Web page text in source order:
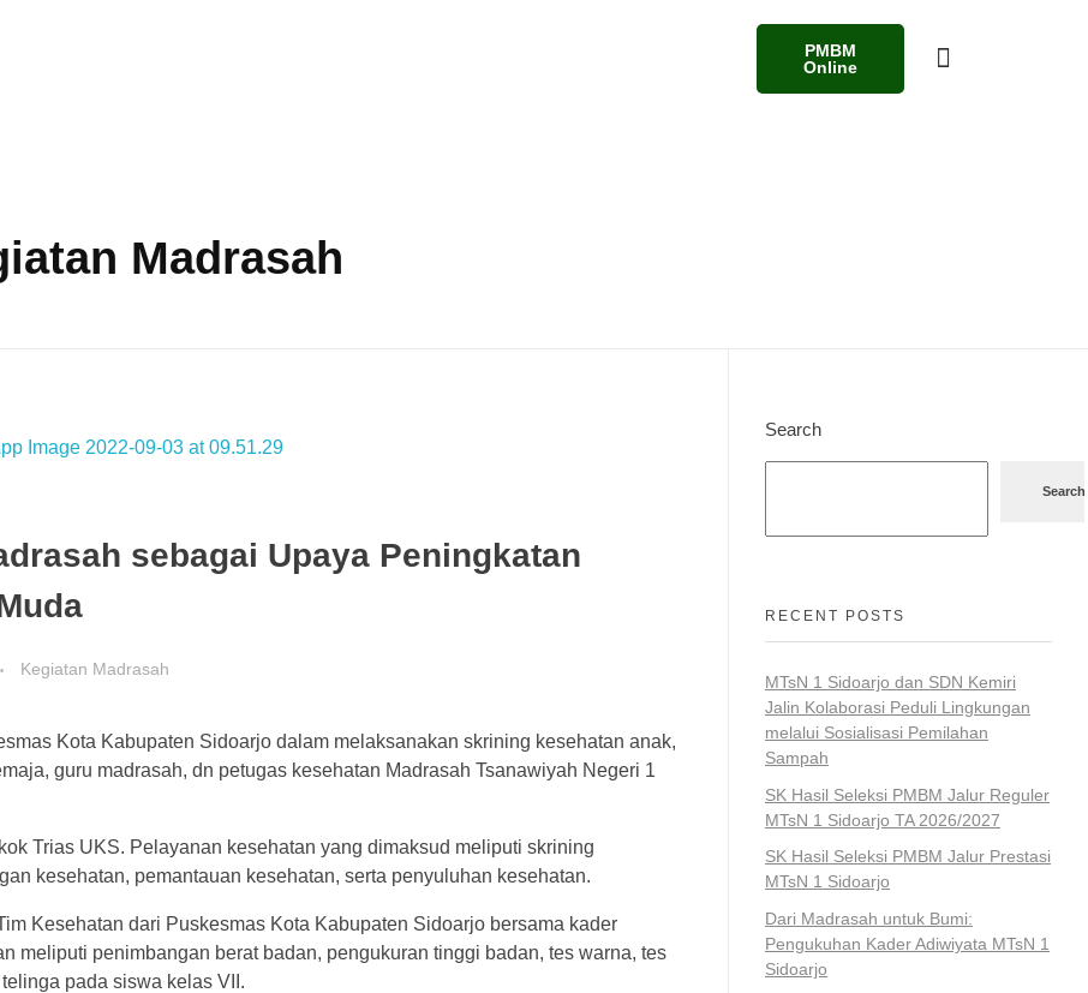
PMBM
Online
Madrasah
sebagai Upaya Peningkatan
Kegiatan Madrasah
Kota Kabupaten Sidoarjo dalam melaksanakan skrining kesehatan anak,
guru madrasah, dn petugas kesehatan Madrasah Tsanawiyah Negeri 1
Trias UKS. Pelayanan kesehatan yang dimaksud meliputi skrining
kesehatan, pemantauan kesehatan, serta penyuluhan kesehatan.
Kesehatan dari Puskesmas Kota Kabupaten Sidoarjo bersama kader
meliputi penimbangan berat badan, pengukuran tinggi badan, tes warna, tes
pada siswa kelas VII.
Search
Search
RECENT POSTS
MTsN 1 Sidoarjo dan SDN Kemiri
Jalin Kolaborasi Peduli Lingkungan
melalui Sosialisasi Pemilahan
Sampah
SK Hasil Seleksi PMBM Jalur Reguler
MTsN 1 Sidoarjo TA 2026/2027
SK Hasil Seleksi PMBM Jalur Prestasi
MTsN 1 Sidoarjo
Dari Madrasah untuk Bumi:
Pengukuhan Kader Adiwiyata MTsN 1
Sidoarjo